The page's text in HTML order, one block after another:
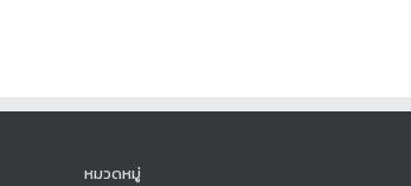
หมวดหมู่